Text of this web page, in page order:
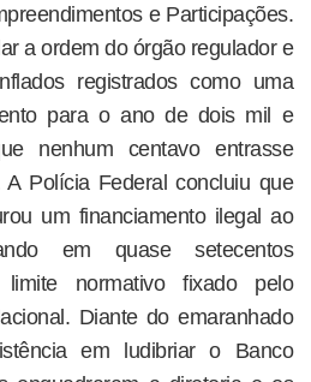
e Participações.
a ordem do órgão regulador e
registrados como uma
para o ano de dois mil e
nenhum centavo entrasse
Polícia Federal concluiu que
um financiamento ilegal ao
em quase setecentos
normativo fixado pelo
Diante do emaranhado
em ludibriar o Banco